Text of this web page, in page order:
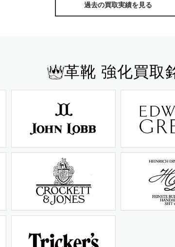
過去の買取実績を見る
革靴 強化買取